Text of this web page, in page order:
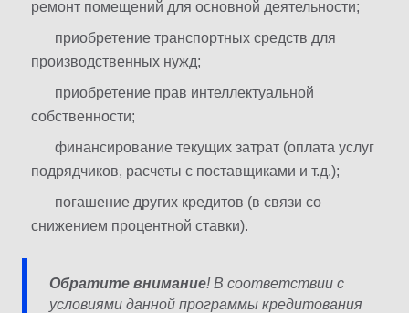
ремонт помещений для основной деятельности;
приобретение транспортных средств для
производственных нужд;
приобретение прав интеллектуальной
собственности;
финансирование текущих затрат (оплата услуг
подрядчиков, расчеты с поставщиками и т.д.);
погашение других кредитов (в связи со
снижением процентной ставки).
Обратите внимание! В соответствии с
условиями данной программы кредитования